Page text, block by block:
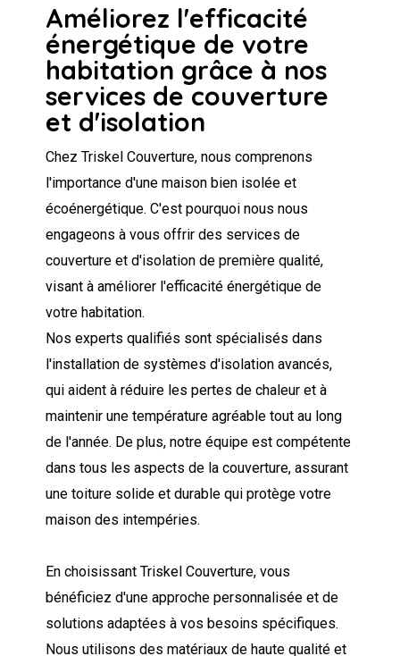
Améliorez l'efficacité
énergétique de votre
habitation grâce à nos
services de couverture
et d'isolation
Chez Triskel Couverture, nous comprenons
l'importance d'une maison bien isolée et
écoénergétique. C'est pourquoi nous nous
engageons à vous offrir des services de
couverture et d'isolation de première qualité,
visant à améliorer l'efficacité énergétique de
votre habitation.
Nos experts qualifiés sont spécialisés dans
l'installation de systèmes d'isolation avancés,
qui aident à réduire les pertes de chaleur et à
maintenir une température agréable tout au long
de l'année. De plus, notre équipe est compétente
dans tous les aspects de la couverture, assurant
une toiture solide et durable qui protège votre
maison des intempéries.
En choisissant Triskel Couverture, vous
bénéficiez d'une approche personnalisée et de
solutions adaptées à vos besoins spécifiques.
Nous utilisons des matériaux de haute qualité et